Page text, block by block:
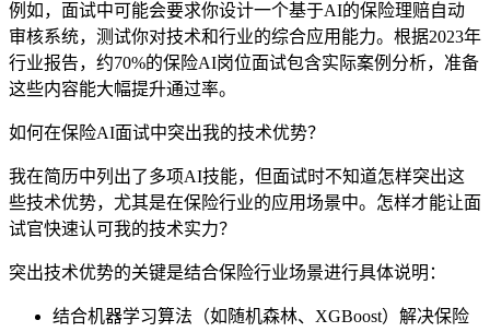
例如，面试中可能会要求你设计一个基于AI的保险理赔自动
审核系统，测试你对技术和行业的综合应用能力。根据2023年
行业报告，约70%的保险AI岗位面试包含实际案例分析，准备
这些内容能大幅提升通过率。
如何在保险AI面试中突出我的技术优势？
我在简历中列出了多项AI技能，但面试时不知道怎样突出这
些技术优势，尤其是在保险行业的应用场景中。怎样才能让面
试官快速认可我的技术实力？
突出技术优势的关键是结合保险行业场景进行具体说明：
结合机器学习算法（如随机森林、XGBoost）解决保险